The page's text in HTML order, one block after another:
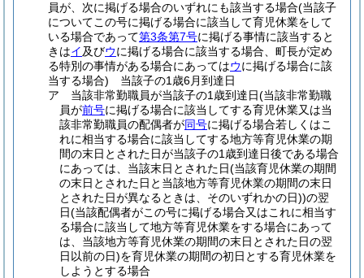
員が、次に掲げる場合のいずれにも該当する場合(当該子
についてこの号に掲げる場合に該当して育児休業をして
いる場合であって第3条第7号に掲げる事情に該当すると
きはイ及びウに掲げる場合に該当する場合、町長が定め
る特別の事情がある場合にあってはウに掲げる場合に該
当する場合) 当該子の1歳6月到達日
ア
当該非常勤職員が当該子の1歳到達日(当該非常勤職
員が前号に掲げる場合に該当してする育児休業又は当
該非常勤職員の配偶者が同号に掲げる場合若しくはこ
れに相当する場合に該当してする地方等育児休業の期
間の末日とされた日が当該子の1歳到達日後である場合
にあっては、当該末日とされた日(当該育児休業の期間
の末日とされた日と当該地方等育児休業の期間の末日
とされた日が異なるときは、そのいずれかの日))の翌
日(当該配偶者がこの号に掲げる場合又はこれに相当す
る場合に該当して地方等育児休業をする場合にあって
は、当該地方等育児休業の期間の末日とされた日の翌
日以前の日)を育児休業の期間の初日とする育児休業を
しようとする場合